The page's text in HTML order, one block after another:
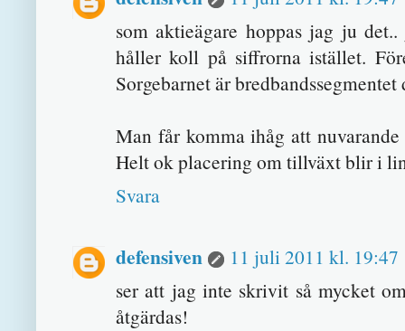
som aktieägare hoppas jag ju
håller koll på siffrorna istället.
Sorgebarnet är
Man får komma ihåg att
Helt ok placering om tillväxt blir i
Svara
defensiven
11 juli 2011 kl. 19:47
ser att jag inte skrivit så mycket
åtgärdas!